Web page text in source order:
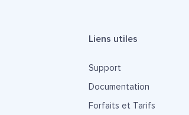
Liens utiles
Support
Documentation
Forfaits et Tarifs